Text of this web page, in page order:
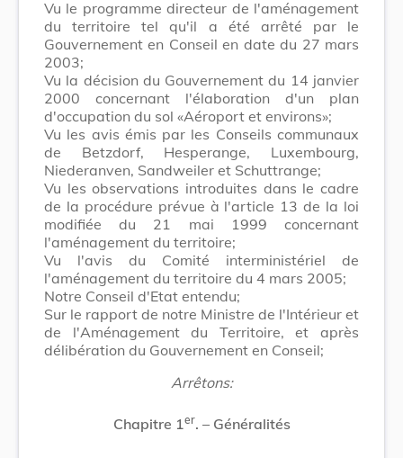
Vu le programme directeur de l'aménagement
du territoire tel qu'il a été arrêté par le
Gouvernement en Conseil en date du 27 mars
2003;
Vu la décision du Gouvernement du 14 janvier
2000 concernant l'élaboration d'un plan
d'occupation du sol «Aéroport et environs»;
Vu les avis émis par les Conseils communaux
de Betzdorf, Hesperange, Luxembourg,
Niederanven, Sandweiler et Schuttrange;
Vu les observations introduites dans le cadre
de la procédure prévue à l'article 13 de la loi
modifiée du 21 mai 1999 concernant
l'aménagement du territoire;
Vu l'avis du Comité interministériel de
l'aménagement du territoire du 4 mars 2005;
Notre Conseil d'Etat entendu;
Sur le rapport de notre Ministre de l'Intérieur et
de l'Aménagement du Territoire, et après
délibération du Gouvernement en Conseil;
Arrêtons:
Chapitre 1er. – Généralités